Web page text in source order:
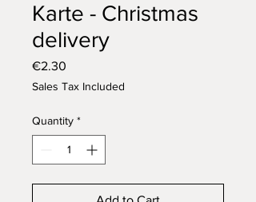
Karte - Christmas
delivery
€2.30
Sales Tax Included
Quantity *